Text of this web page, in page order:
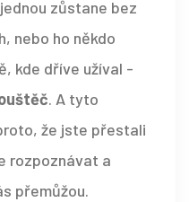
zůstane bez
nebo ho někdo
kde dříve užíval -
. A tyto
že jste přestali
rozpoznávat a
přemůžou.